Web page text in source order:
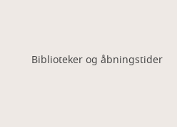
Biblioteker og åbningstider